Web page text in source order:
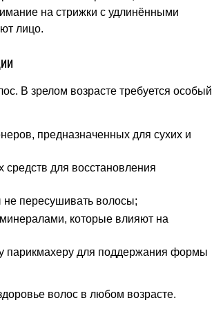
на стрижки с удлинёнными
лицо.
В зрелом возрасте требуется особый
предназначенных для сухих и
средств для восстановления
пересушивать волосы;
которые влияют на
парикмахеру для поддержания формы
волос в любом возрасте.